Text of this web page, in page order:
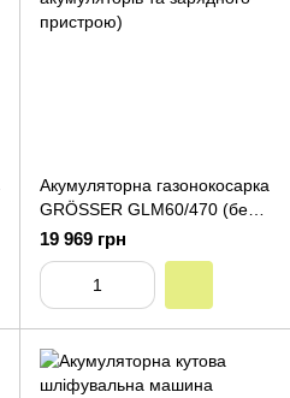
Акумуляторна газонокосарка
GRÖSSER GLM60/470 (без
акумуляторів та зарядного
пристрою)
19 969 грн